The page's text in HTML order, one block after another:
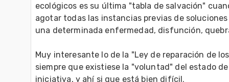
ecológicos es su última "tabla de salvación"
agotar todas las instancias previas de
una determinada enfermedad, disfunción,
Muy interesante lo de la "Ley de reparación de
siempre que existiese la "voluntad" del estado